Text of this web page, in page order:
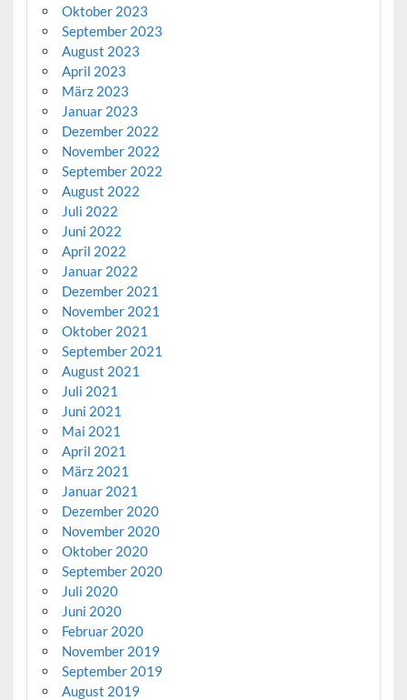
Oktober 2023
September 2023
August 2023
April 2023
März 2023
Januar 2023
Dezember 2022
November 2022
September 2022
August 2022
Juli 2022
Juni 2022
April 2022
Januar 2022
Dezember 2021
November 2021
Oktober 2021
September 2021
August 2021
Juli 2021
Juni 2021
Mai 2021
April 2021
März 2021
Januar 2021
Dezember 2020
November 2020
Oktober 2020
September 2020
Juli 2020
Juni 2020
Februar 2020
November 2019
September 2019
August 2019